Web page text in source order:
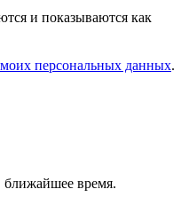
и показываются как
персональных данных.
время.